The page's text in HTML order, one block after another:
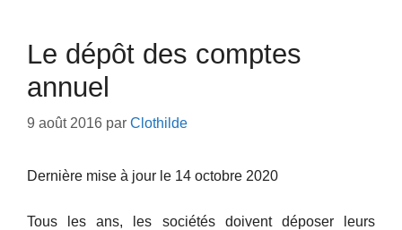
Le dépôt des comptes
annuel
9 août 2016 par Clothilde
Dernière mise à jour le 14 octobre 2020
Tous les ans, les sociétés doivent déposer leurs